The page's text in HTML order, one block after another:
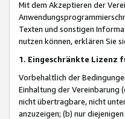
Mit dem Akzeptieren der
Texten und sonstigen
nutzen können, erklären Sie
1. Eingeschränkte Lizenz
Vorbehaltlich der
Einhaltung der Vereinbarung
nicht übertragbare, nicht
anzuzeigen; (b) nur